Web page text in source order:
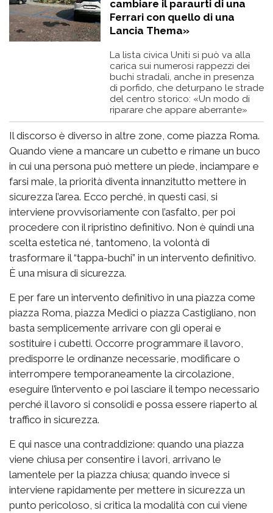
cambiare il paraurti di una
Ferrari con quello di una
Lancia Thema»
La lista civica Uniti si può va alla
carica sui numerosi rappezzi dei
buchi stradali, anche in presenza
di porfido, che deturpano le strade
del centro storico: «Un modo di
riparare che appare aberrante»
Il discorso è diverso in altre zone, come piazza Roma.
Quando viene a mancare un cubetto e rimane un buco
in cui una persona può mettere un piede, inciampare e
farsi male, la priorità diventa innanzitutto mettere in
sicurezza l’area. Ecco perché, in questi casi, si
interviene provvisoriamente con l’asfalto, per poi
procedere con il ripristino definitivo. Non è quindi una
scelta estetica né, tantomeno, la volontà di
trasformare il “tappa-buchi” in un intervento definitivo.
È una misura di sicurezza.
E per fare un intervento definitivo in una piazza come
piazza Roma, piazza Medici o piazza Castigliano, non
basta semplicemente arrivare con gli operai e
sostituire i cubetti. Occorre programmare il lavoro,
predisporre le ordinanze necessarie, modificare o
interrompere temporaneamente la circolazione,
eseguire l’intervento e poi lasciare il tempo necessario
perché il lavoro si consolidi e possa essere riaperto al
traffico in sicurezza.
E qui nasce una contraddizione: quando una piazza
viene chiusa per consentire i lavori, arrivano le
lamentele per la piazza chiusa; quando invece si
interviene rapidamente per mettere in sicurezza un
punto pericoloso, si critica la modalità con cui viene